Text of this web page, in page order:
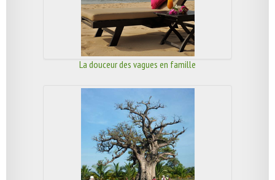
La douceur des vagues en famille